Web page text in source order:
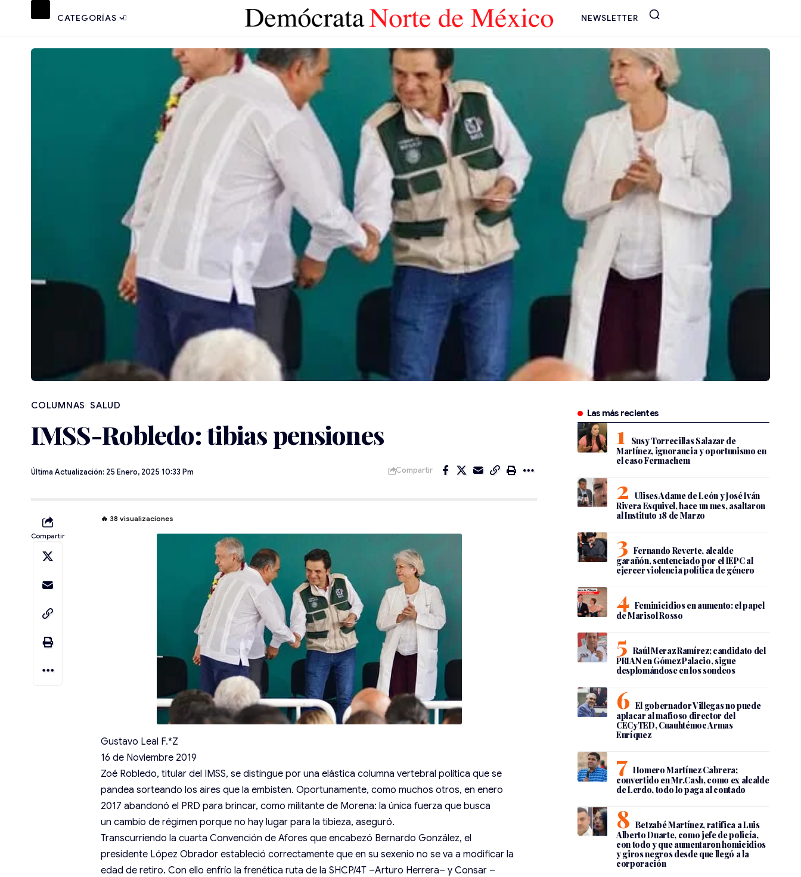
CATEGORÍAS NEWSLETTER
SALUD
IMSS-Robledo: tibias pensiones
Última Actualización: 25 Enero, 2025 10:33 Pm Compartir
Compartir
🔥 38 visualizaciones
Gustavo Leal F.*Z
16 de Noviembre 2019
Zoé Robledo, titular del IMSS, se distingue por una elástica columna vertebral política que se
pandea sorteando los aires que la embisten. Oportunamente, como muchos otros, en enero
2017 abandonó el PRD para brincar, como militante de Morena: la única fuerza que busca
un cambio de régimen porque no hay lugar para la tibieza, aseguró.
Transcurriendo la cuarta Convención de Afores que encabezó Bernardo González, el
presidente López Obrador estableció correctamente que en su sexenio no se va a modificar la
edad de retiro. Con ello enfrío la frenética ruta de la SHCP/4T –Arturo Herrera– y Consar –
Las más recientes
Susy Torrecillas Salazar de
Martínez, ignorancia y oportunismo en
el caso Fermachem
Ulises Adame de León y José Iván
Rivera Esquivel, hace un mes, asaltaron
al Instituto 18 de Marzo
Fernando Reverte, alcalde
garañón, sentenciado por el IEPC al
ejercer violencia política de género
Feminicidios en aumento: el papel
de Marisol Rosso
Raúl Meraz Ramírez; candidato del
PRIAN en Gómez Palacio, sigue
desplomándose en los sondeos
El gobernador Villegas no puede
aplacar al mafioso director del
CECyTED, Cuauhtémoc Armas
Enríquez
Homero Martínez Cabrera;
convertido en Mr.Cash, como ex alcalde
de Lerdo, todo lo paga al contado
Betzabé Martínez, ratifica a Luis
Alberto Duarte, como jefe de policía,
con todo y que aumentaron homicidios
y giros negros desde que llegó a la
corporación